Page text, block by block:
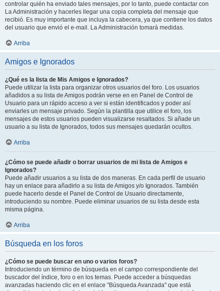
controlar quién ha enviado tales mensajes, por lo tanto, puede contactar con
La Administración y hacerles llegar una copia completa del mensaje que
recibió. Es muy importante que incluya la cabecera, ya que contiene los datos
del usuario que envió el e-mail. La Administración tomará medidas.
Arriba
Amigos e Ignorados
¿Qué es la lista de Mis Amigos e Ignorados?
Puede utilizar la lista para organizar otros usuarios del foro. Los usuarios
añadidos a su lista de Amigos podrán verse en en Panel de Control de
Usuario para un rápido acceso a ver si están identificados y poder así
enviarles un mensaje privado. Según la plantilla que utilice el foro, los
mensajes de estos usuarios pueden visualizarse resaltados. Si añade un
usuario a su lista de Ignorados, todos sus mensajes quedarán ocultos.
Arriba
¿Cómo se puede añadir o borrar usuarios de mi lista de Amigos e
Ignorados?
Puede añadir usuarios a su lista de dos maneras. En cada perfil de usuario
hay un enlace para añadirlo a su lista de Amigos y/o Ignorados. También
puede hacerlo desde el Panel de Control de Usuario directamente,
introduciendo su nombre. Puede eliminar usuarios de su lista desde esta
misma página.
Arriba
Búsqueda en los foros
¿Cómo se puede buscar en uno o varios foros?
Introduciendo un término de búsqueda en el campo correspondiente del
buscador del índice, foro o en los temas. Puede acceder a búsquedas
avanzadas haciendo clic en el enlace "Búsqueda Avanzada" que está